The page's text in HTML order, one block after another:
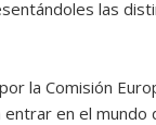
las
la Comisión
en el